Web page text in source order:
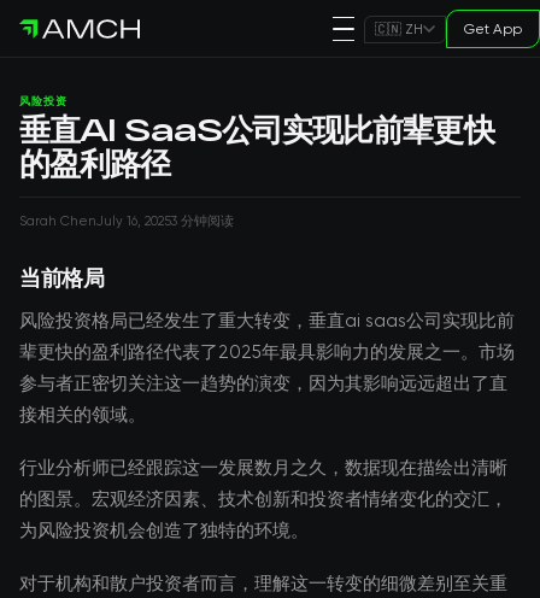
🇨🇳 ZH Get App
风险投资
垂直AI SaaS公司实现比前辈更快
的盈利路径
Sarah ChenJuly 16, 20253 分钟阅读
当前格局
风险投资格局已经发生了重大转变，垂直ai saas公司实现比前
辈更快的盈利路径代表了2025年最具影响力的发展之一。市场
参与者正密切关注这一趋势的演变，因为其影响远远超出了直
接相关的领域。
行业分析师已经跟踪这一发展数月之久，数据现在描绘出清晰
的图景。宏观经济因素、技术创新和投资者情绪变化的交汇，
为风险投资机会创造了独特的环境。
对于机构和散户投资者而言，理解这一转变的细微差别至关重